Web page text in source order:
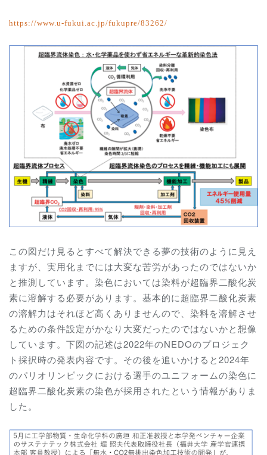
https://www.u-fukui.ac.jp/fukupre/83262/
この図だけ見るとすべて解決できる夢の技術のように見え
ますが、実用化までには大変な苦労があったのではないか
と推測しています。染色においては染料が超臨界二酸化炭
素に溶解する必要があります。基本的に超臨界二酸化炭素
の溶解力はそれほど高くありませんので、染料を溶解させ
るための条件設定がかなり大変だったのではないかと想像
しています。下図の記述は2022年のNEDOのプロジェク
ト採択時の発表内容です。その後を追いかけると2024年
のパリオリンピックにおける選手のユニフォームの染色に
超臨界二酸化炭素の染色が採用されたという情報がありま
した。